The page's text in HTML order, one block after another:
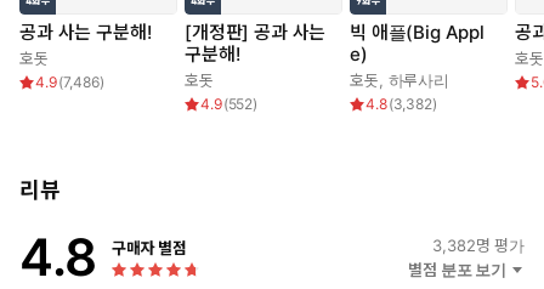
공과 사는 구분해!
호돗
4.9(7,486)
[개정판] 공과 사는
구분해!
호돗
4.9(552)
빅 애플(Big Appl
e)
호돗 하루사리
4.8(3,382)
공
호돗
리뷰
4.8 구매자 별점 3,382명 평가
별점 분포 보기